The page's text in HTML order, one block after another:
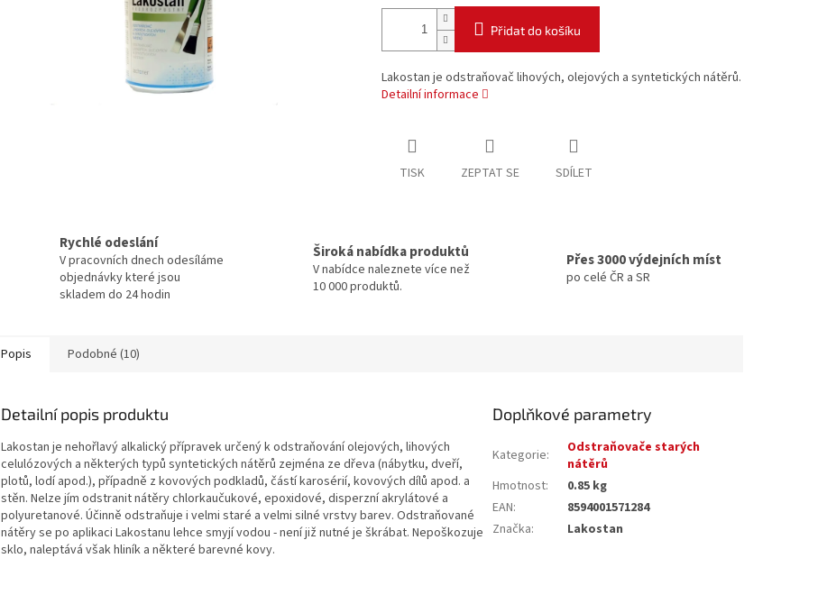
Přidat do košíku
Lakostan je odstraňovač lihových, olejových a syntetických nátěrů.
Detailní informace
TISK ZEPTAT SE SDÍLET
Rychlé odeslání
V pracovních dnech odesíláme
objednávky které jsou
skladem do 24 hodin
Široká nabídka produktů
V nabídce naleznete více než
10 000 produktů.
Přes 3000 výdejních míst
po celé ČR a SR
Popis Podobné (10)
Detailní popis produktu
Lakostan je nehořlavý alkalický přípravek určený k odstraňování olejových, lihových
celulózových a některých typů syntetických nátěrů zejména ze dřeva (nábytku, dveří,
plotů, lodí apod.), případně z kovových podkladů, částí karosérií, kovových dílů apod. a
stěn. Nelze jím odstranit nátěry chlorkaučukové, epoxidové, disperzní akrylátové a
polyuretanové. Účinně odstraňuje i velmi staré a velmi silné vrstvy barev. Odstraňované
nátěry se po aplikaci Lakostanu lehce smyjí vodou - není již nutné je škrábat. Nepoškozuje
sklo, naleptává však hliník a některé barevné kovy.
Doplňkové parametry
Kategorie:
Odstraňovače starých
nátěrů
Hmotnost:
0.85 kg
EAN:
8594001571284
Značka: Lakostan